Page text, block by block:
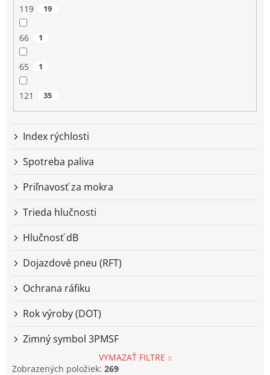
119 19
66 1
65 1
121 35
Index rýchlosti
Spotreba paliva
Priľnavosť za mokra
Trieda hlučnosti
Hlučnosť dB
Dojazdové pneu (RFT)
Ochrana ráfiku
Rok výroby (DOT)
Zimný symbol 3PMSF
VYMAZAŤ FILTRE
Zobrazených položiek: 269